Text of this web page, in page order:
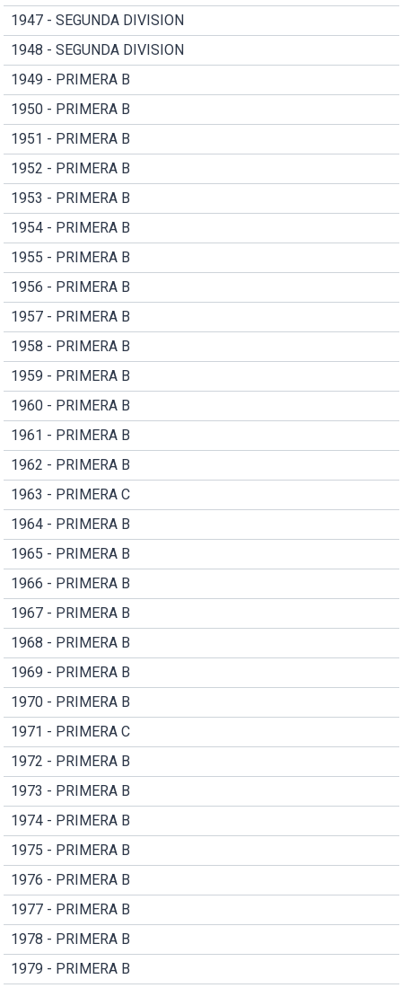
1947 - SEGUNDA DIVISION
1948 - SEGUNDA DIVISION
1949 - PRIMERA B
1950 - PRIMERA B
1951 - PRIMERA B
1952 - PRIMERA B
1953 - PRIMERA B
1954 - PRIMERA B
1955 - PRIMERA B
1956 - PRIMERA B
1957 - PRIMERA B
1958 - PRIMERA B
1959 - PRIMERA B
1960 - PRIMERA B
1961 - PRIMERA B
1962 - PRIMERA B
1963 - PRIMERA C
1964 - PRIMERA B
1965 - PRIMERA B
1966 - PRIMERA B
1967 - PRIMERA B
1968 - PRIMERA B
1969 - PRIMERA B
1970 - PRIMERA B
1971 - PRIMERA C
1972 - PRIMERA B
1973 - PRIMERA B
1974 - PRIMERA B
1975 - PRIMERA B
1976 - PRIMERA B
1977 - PRIMERA B
1978 - PRIMERA B
1979 - PRIMERA B